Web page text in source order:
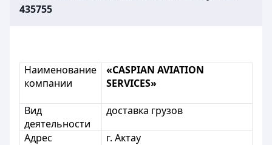
435755
Наименование
компании
«CASPIAN AVIATION
SERVICES»
Вид
деятельности
доставка грузов
Адрес г. Актау